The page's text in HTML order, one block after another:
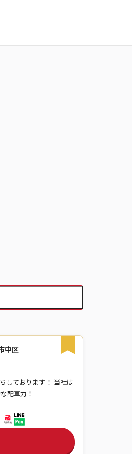
中区
しております！ 当社は
配車力！